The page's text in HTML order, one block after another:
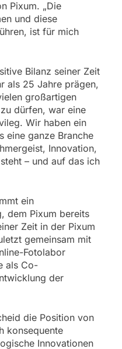
Pixum. „Die
und diese
ist für mich
Bilanz seiner Zeit
als 25 Jahre prägen,
großartigen
dürfen, war eine
Wir haben ein
eine ganze Branche
Innovation,
– und auf das ich
ein
dem Pixum bereits
Zeit in der Pixum
gemeinsam mit
Fotolabor
als Co-
der
die Position von
konsequente
Innovationen